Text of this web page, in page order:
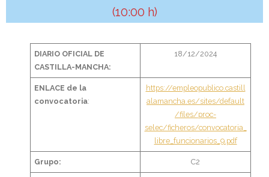
Madrid 2026
- - TEST de Administrativo Comunidad de Madrid 2026
- Comun. Valenciana
- - TEST de Auxiliar Administrativo Generalitat Valenciana
(10:00 h)
DIARIO OFICIAL DE
CASTILLA-MANCHA:
18/12/2024
ENLACE de la
convocatoria:
https://empleopublico.castill
alamancha.es/sites/default
/files/proc-
selec/ficheros/convocatoria_
libre_funcionarios_9.pdf
Grupo: C2